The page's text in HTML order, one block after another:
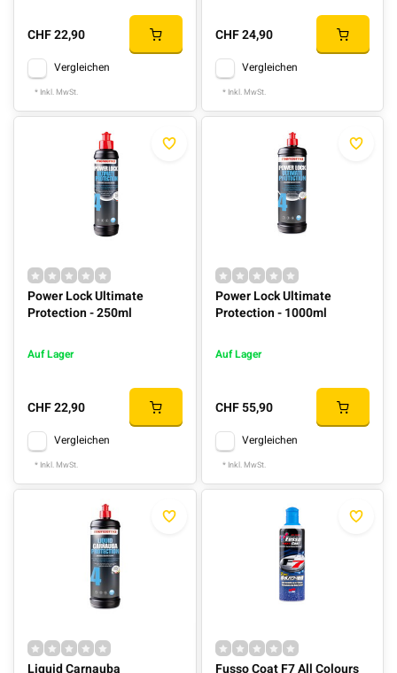
CHF 22,90
Vergleichen
* Inkl. MwSt.
CHF 24,90
Vergleichen
* Inkl. MwSt.
Power Lock Ultimate
Protection - 250ml
Auf Lager
CHF 22,90
Vergleichen
* Inkl. MwSt.
Power Lock Ultimate
Protection - 1000ml
Auf Lager
CHF 55,90
Vergleichen
* Inkl. MwSt.
Liquid Carnauba
Fusso Coat F7 All Colours